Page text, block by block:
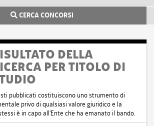
CERCA CONCORSI
DELLA
PER TITOLO DI
pubblicati costituiscono uno strumento di
privo di qualsiasi valore giuridico e la
è in capo all'Ente che ha emanato il bando.